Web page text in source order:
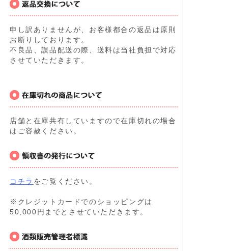
申し訳ありませんが、お客様都合の返品は原則
お断りしております。
不良品、誤品配送の際、送料は当社負担で対応
させていただきます。
店舗と在庫共有していますので在庫切れの場合
はご容赦ください。
コチラ をご覧ください。
※クレジットカードでのショッピングは
50,000円までとさせていただきます。